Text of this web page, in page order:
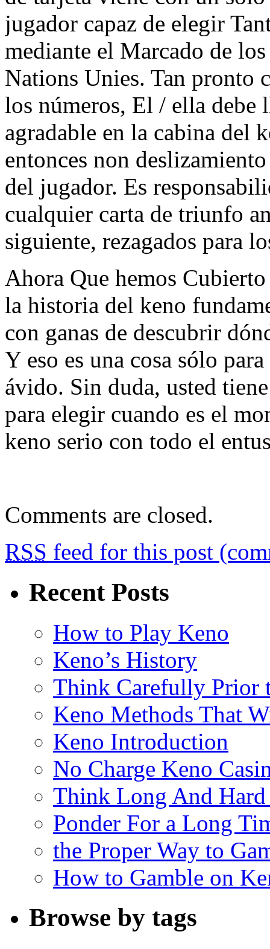
jugador capaz de elegir
mediante el Marcado de
Nations Unies. Tan pronto
los números, El / ella debe
agradable en la cabina del
entonces non
del jugador. Es
cualquier carta de triunfo
siguiente, rezagados para
Ahora Que hemos
la historia del keno
con ganas de descubrir
Y eso es una cosa sólo
ávido. Sin duda, usted
para elegir cuando es el
keno serio con todo el
Comments are closed.
RSS feed for this post
Recent Posts
How to Play Keno
Keno’s History
Think Carefully Prior
Keno Methods That
Keno Introduction
No Charge Keno
Think Long And
Ponder For a Long
the Proper Way to
How to Gamble on
Browse by tags